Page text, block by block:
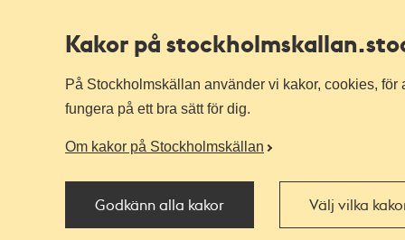
Kakor på stockholmskallan
På Stockholmskällan använder vi kakor, cookies,
fungera på ett bra sätt för dig.
Om kakor på Stockholmskällan
Godkänn alla kakor Välj vilka